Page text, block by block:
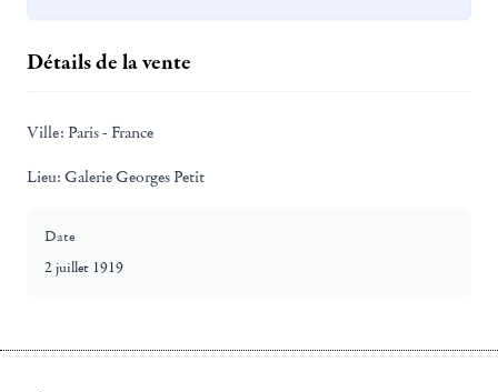
Détails de la vente
Ville: Paris - France
Lieu: Galerie Georges Petit
Date
2 juillet 1919